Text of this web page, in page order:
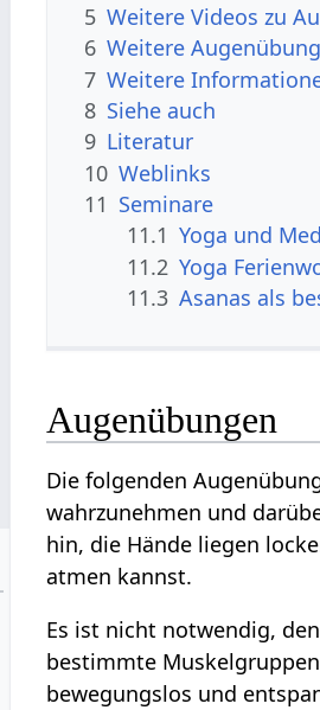
5 Weitere Videos zu
6 Weitere
7 Weitere
8 Siehe auch
9 Literatur
10 Weblinks
11 Seminare
11.1 Yoga und
11.2 Yoga
11.3 Asanas als
Augenübungen
Die folgenden
wahrzunehmen und
hin, die Hände liegen
atmen kannst.
Es ist nicht notwendig, den
bestimmte
bewegungslos und